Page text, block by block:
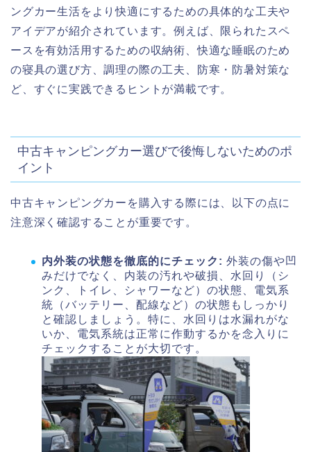
ングカー生活をより快適にするための具体的な工夫や
アイデアが紹介されています。例えば、限られたスペ
ースを有効活用するための収納術、快適な睡眠のため
の寝具の選び方、調理の際の工夫、防寒・防暑対策な
ど、すぐに実践できるヒントが満載です。
中古キャンピングカー選びで後悔しないためのポ
イント
中古キャンピングカーを購入する際には、以下の点に
注意深く確認することが重要です。
内外装の状態を徹底的にチェック: 外装の傷や凹
みだけでなく、内装の汚れや破損、水回り（シ
ンク、トイレ、シャワーなど）の状態、電気系
統（バッテリー、配線など）の状態もしっかり
と確認しましょう。特に、水回りは水漏れがな
いか、電気系統は正常に作動するかを念入りに
チェックすることが大切です。